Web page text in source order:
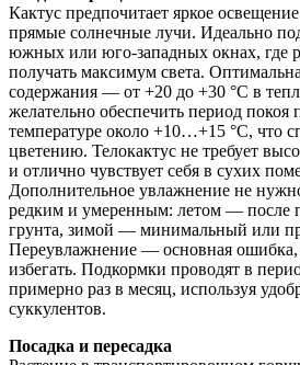
Кактус предпочитает яркое
прямые солнечные лучи. Идеально
южных или юго-западных окнах, где
получать максимум света.
содержания — от +20 до +30 °C в
желательно обеспечить период покоя
температуре около +10…+15 °C, что
цветению. Телокактус не требует
и отлично чувствует себя в сухих
Дополнительное увлажнение не
редким и умеренным: летом — после
грунта, зимой — минимальный или
Переувлажнение — основная
избегать. Подкормки проводят в
примерно раз в месяц, используя
суккулентов.
Посадка и пересадка